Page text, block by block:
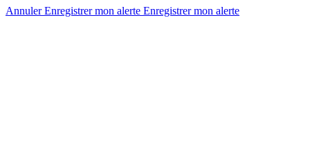
AnnulerEnregistrer mon alerte Enregistrermon alerte